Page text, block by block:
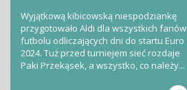
Wyjątkową kibicowską niespodziankę
przygotowało Aldi dla wszystkich fanów
futbolu odliczających dni do startu Euro
2024. Tuż przed turniejem sieć rozdaje
Paki Przekąsek, a wszystko, co należy...